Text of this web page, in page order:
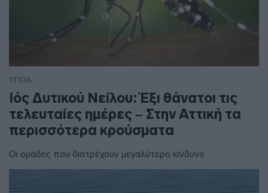
ΥΓΕΙΑ
Ιός Δυτικού Νείλου: Έξι θάνατοι τις
τελευταίες ημέρες – Στην Αττική τα
περισσότερα κρούσματα
Οι ομάδες που διατρέχουν μεγαλύτερο κίνδυνο